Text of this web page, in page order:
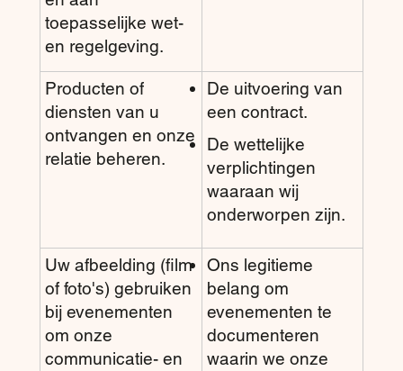
toepasselijke wet-
en regelgeving.
Producten of
diensten van u
ontvangen en onze
relatie beheren.
De uitvoering van
een contract.
De wettelijke
verplichtingen
waaraan wij
onderworpen zijn.
Uw afbeelding (film
of foto's) gebruiken
bij evenementen
om onze
communicatie- en
Ons legitieme
belang om
evenementen te
documenteren
waarin we onze